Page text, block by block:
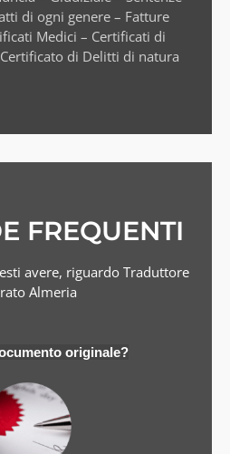
di ogni genere – Fatture
Medici – Certificati di
di Delitti di natura
FREQUENTI
avere, riguardo Traduttore
Almeria
originale?